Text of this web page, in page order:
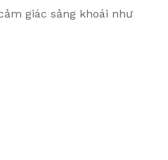
giác sảng khoái như